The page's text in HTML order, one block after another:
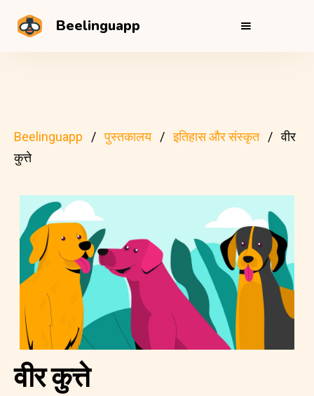
Beelinguapp
Beelinguapp पुस्तकालय इतिहास और संस्कृत
वीर
कुत्ते
वीर कुत्ते